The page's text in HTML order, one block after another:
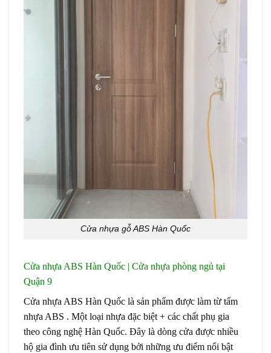
Cửa nhựa gỗ ABS Hàn Quốc
Cửa nhựa ABS Hàn Quốc | Cửa nhựa phòng ngủ tại
Quận 9
Cửa nhựa ABS Hàn Quốc là sản phẩm được làm từ tấm
nhựa ABS . Một loại nhựa đặc biệt + các chất phụ gia
theo công nghệ Hàn Quốc. Đây là dòng cửa được nhiều
hộ gia đình ưu tiên sử dụng bởi những ưu điểm nổi bật